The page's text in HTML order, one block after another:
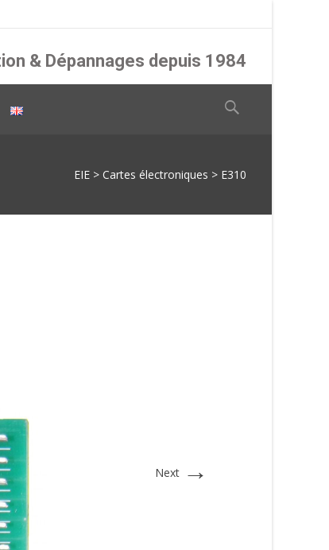
& Dépannages depuis 1984
Rechercher :
EIE > Cartes électroniques > E310
Next →